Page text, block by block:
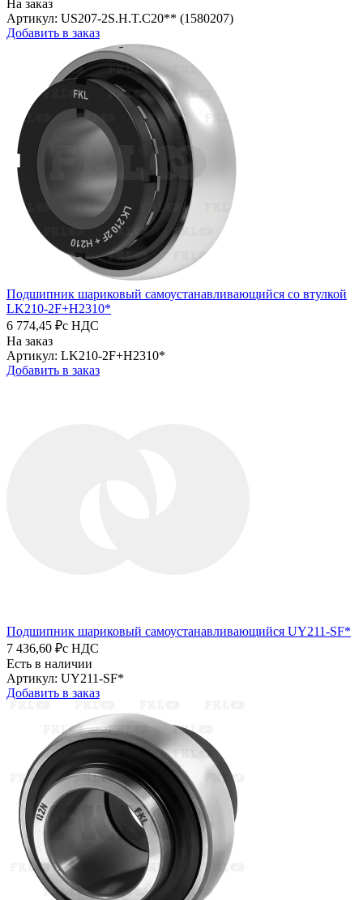
На заказ
Артикул: US207-2S.H.T.C20** (1580207)
Добавить в заказ
Подшипник шариковый самоустанавливающийся со втулкой
LK210-2F+H2310*
6 774,45 ₽с НДС
На заказ
Артикул: LK210-2F+H2310*
Добавить в заказ
Подшипник шариковый самоустанавливающийся UY211-SF*
7 436,60 ₽с НДС
Есть в наличии
Артикул: UY211-SF*
Добавить в заказ